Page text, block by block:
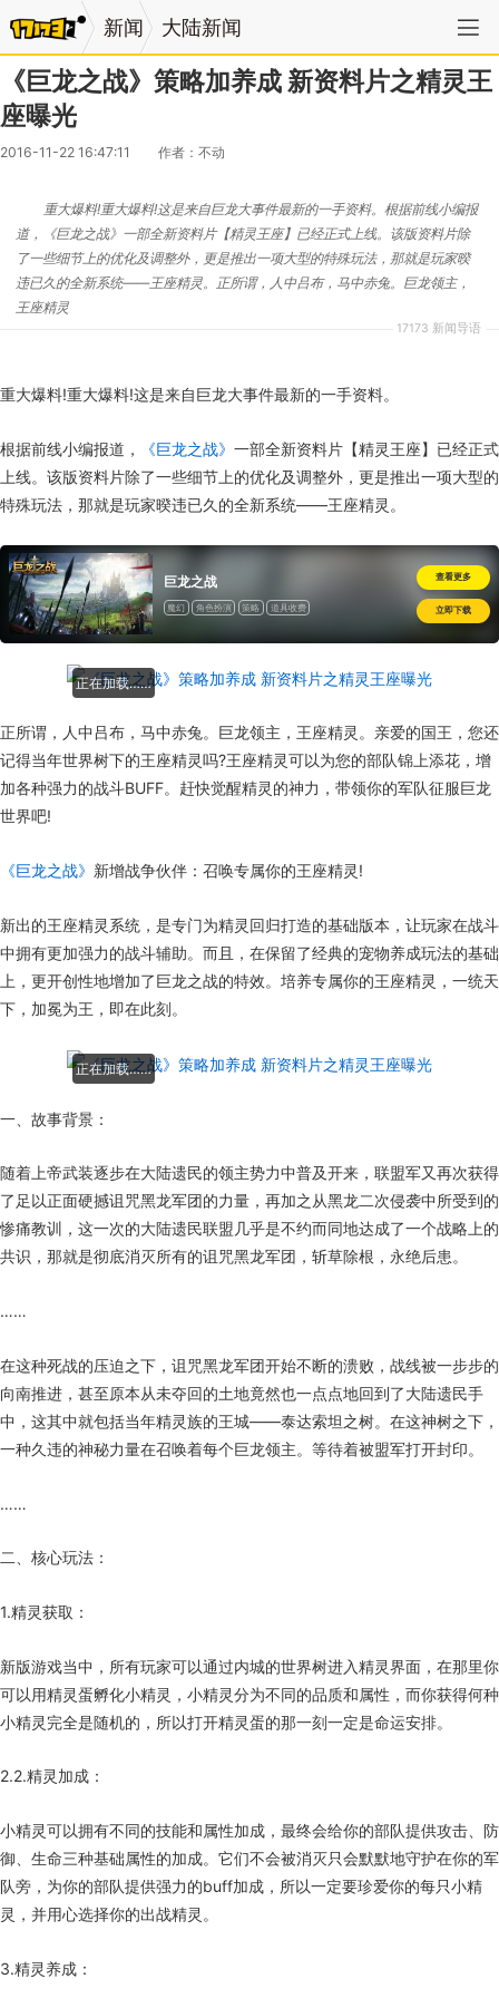
新闻 大陆新闻
《巨龙之战》策略加养成 新资料片之精灵王
座曝光
2016-11-22 16:47:11 作者：不动
17173 新闻导语
重大爆料!重大爆料!这是来自巨龙大事件最新的一手资料。根据前线小编报
道，《巨龙之战》一部全新资料片【精灵王座】已经正式上线。该版资料片除
了一些细节上的优化及调整外，更是推出一项大型的特殊玩法，那就是玩家暌
违已久的全新系统——王座精灵。正所谓，人中吕布，马中赤兔。巨龙领主，
王座精灵
重大爆料!重大爆料!这是来自巨龙大事件最新的一手资料。
根据前线小编报道， 《巨龙之战》 一部全新资料片【精灵王座】已经正式
上线。该版资料片除了一些细节上的优化及调整外，更是推出一项大型的
特殊玩法，那就是玩家暌违已久的全新系统——王座精灵。
巨龙之战
魔幻 角色扮演 策略 道具收费
查看更多
立即下载
正在加载……
正所谓，人中吕布，马中赤兔。巨龙领主，王座精灵。亲爱的国王，您还
记得当年世界树下的王座精灵吗?王座精灵可以为您的部队锦上添花，增
加各种强力的战斗BUFF。赶快觉醒精灵的神力，带领你的军队征服巨龙
世界吧!
《巨龙之战》 新增战争伙伴：召唤专属你的王座精灵!
新出的王座精灵系统，是专门为精灵回归打造的基础版本，让玩家在战斗
中拥有更加强力的战斗辅助。而且，在保留了经典的宠物养成玩法的基础
上，更开创性地增加了巨龙之战的特效。培养专属你的王座精灵，一统天
下，加冕为王，即在此刻。
正在加载……
一、故事背景：
随着上帝武装逐步在大陆遗民的领主势力中普及开来，联盟军又再次获得
了足以正面硬撼诅咒黑龙军团的力量，再加之从黑龙二次侵袭中所受到的
惨痛教训，这一次的大陆遗民联盟几乎是不约而同地达成了一个战略上的
共识，那就是彻底消灭所有的诅咒黑龙军团，斩草除根，永绝后患。
……
在这种死战的压迫之下，诅咒黑龙军团开始不断的溃败，战线被一步步的
向南推进，甚至原本从未夺回的土地竟然也一点点地回到了大陆遗民手
中，这其中就包括当年精灵族的王城——泰达索坦之树。在这神树之下，
一种久违的神秘力量在召唤着每个巨龙领主。等待着被盟军打开封印。
……
二、核心玩法：
1.精灵获取：
新版游戏当中，所有玩家可以通过内城的世界树进入精灵界面，在那里你
可以用精灵蛋孵化小精灵，小精灵分为不同的品质和属性，而你获得何种
小精灵完全是随机的，所以打开精灵蛋的那一刻一定是命运安排。
2.2.精灵加成：
小精灵可以拥有不同的技能和属性加成，最终会给你的部队提供攻击、防
御、生命三种基础属性的加成。它们不会被消灭只会默默地守护在你的军
队旁，为你的部队提供强力的buff加成，所以一定要珍爱你的每只小精
灵，并用心选择你的出战精灵。
3.精灵养成：